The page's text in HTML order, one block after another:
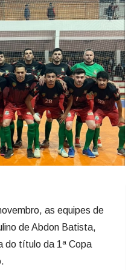
as equipes de
de Abdon Batista,
do título da 1ª Copa